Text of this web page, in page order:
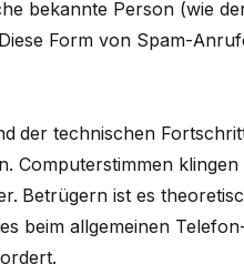
bekannte Person (wie
Form von Spam-
der technischen
Computerstimmen
Betrügern ist es
beim allgemeinen